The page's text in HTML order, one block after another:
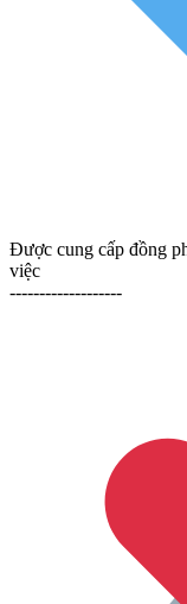
Được cung cấp đồng
việc
-------------------